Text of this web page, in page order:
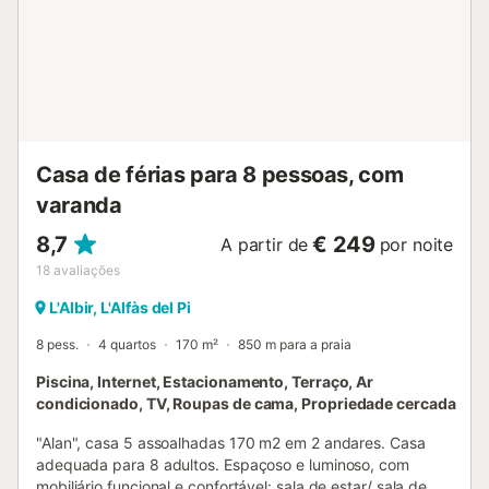
Casa de férias para 8 pessoas, com
varanda
8,7
18 avaliações
A partir de € 249 por noite
L'Albir, L'Alfàs del Pi
8 pess. 4 quartos 170 m² 850 m para a praia
Piscina, Internet, Estacionamento, Terraço, Ar
condicionado, TV, Roupas de cama, Propriedade cercada
"Alan", casa 5 assoalhadas 170 m2 em 2 andares. Casa
adequada para 8 adultos. Espaçoso e luminoso, com